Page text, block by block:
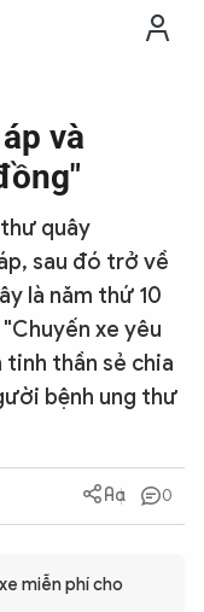
và
thư quây
sau đó trở về
là năm thứ 10
xe yêu
thần sẻ chia
bệnh ung thư
0
miễn phí cho